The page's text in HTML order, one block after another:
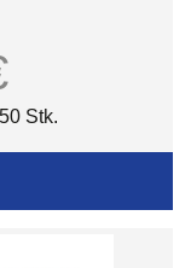
Stk.